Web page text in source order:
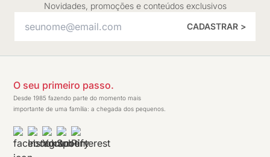
Novidades, promoções e conteúdos exclusivos
CADASTRAR >
O seu primeiro passo.
Desde 1985 fazendo parte do momento mais
importante de uma família: a chegada dos pequenos.